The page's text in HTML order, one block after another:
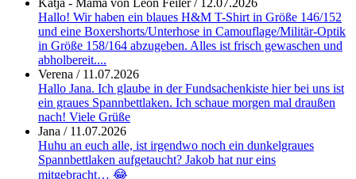
Hallo! Wir haben ein blaues H&M T-Shirt in Größe 146/152
und eine Boxershorts/Unterhose in Camouflage/Militär-Optik
in Größe 158/164 abzugeben. Alles ist frisch gewaschen und
abholbereit....
Verena / 11.07.2026
Hallo Jana. Ich glaube in der Fundsachenkiste hier bei uns ist
ein graues Spannbettlaken. Ich schaue morgen mal draußen
nach! Viele Grüße
Jana / 11.07.2026
Huhu an euch alle, ist irgendwo noch ein dunkelgraues
Spannbettlaken aufgetaucht? Jakob hat nur eins
mitgebracht… 😂